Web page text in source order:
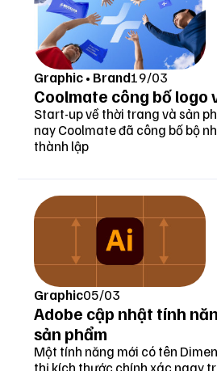
Graphic• Brand19/03
Coolmate công bố logo
Start-up về thời trang và sản
nay Coolmate đã công bố bộ
thành lập
Graphic05/03
Adobe cập nhật tính
sản phẩm
Một tính năng mới có tên
thị kích thước chính xác ngay